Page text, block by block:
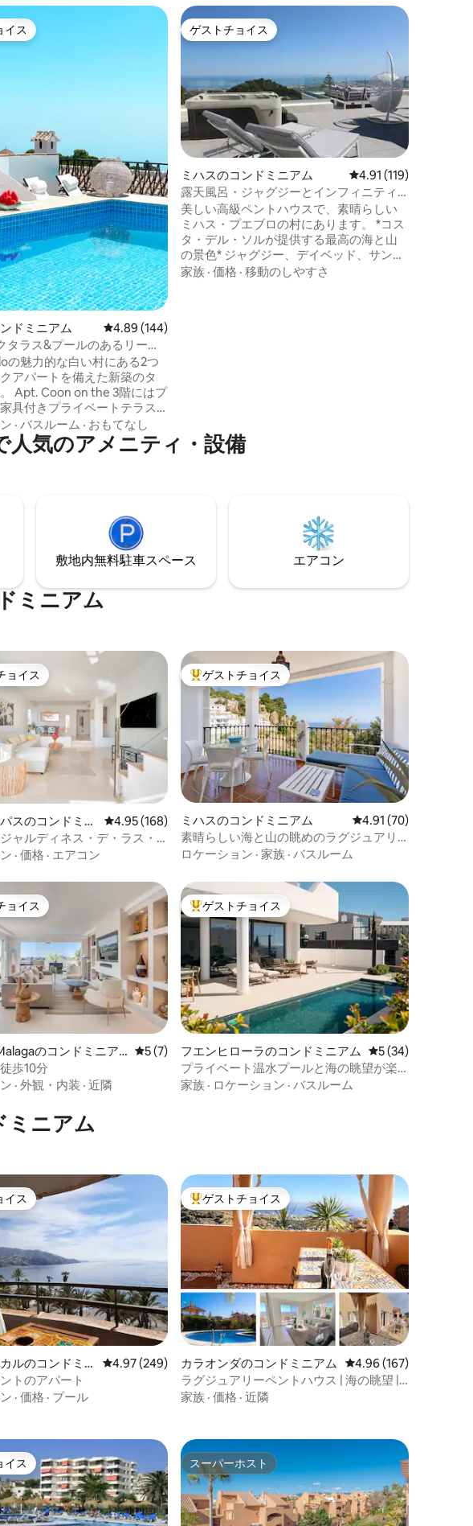
つ星の平均評価
イス
イス
ドミニアム レビュー144件、5つ星中4.89つ星の平均評価
4.89 (144)
タラス&プールのあるリース
の魅力的な白い村にある2つ
アパートを備えた新築のタ
Apt. Coon on the 3階にはプ
具付きプライベートテラス
ます。 アパートが共有する
ラスにはプール（ 3 x 2平方
あり、海と山の壮大な景色
でわずか15分。 レストラ
、広場まで徒歩数分！
· バスルーム · おもてなし
ゲストチョイス
ゲストチョイス
ミハスのコンドミニアム レビュー119件、5つ
4.91 (119)
露天風呂・ジャグジーとインフィニティ
プール付きの豪華なペントハウス
美しい高級ペントハウスで、素晴らしい
ミハス・プエブロの村にあります。 *コス
タ・デル・ソルが提供する最高の海と山
の景色* ジャグジー、デイベッド、サンラ
ウンジャーを備えた専用の屋上テラスで
家族 · 価格 · 移動のしやすさ
気のアメニティ・設備
敷地内無料駐⁠車ス⁠ペ⁠ー⁠ス エアコン
ミニアム
5つ星の平均評価
ストチョイスです。
ョイス
スのコンドミニ
レビュー168件、5つ星中4.95つ星の平均評価
4.95 (168)
ャルディネス・デ・ラス・
ナスの屋上
· 価格 · エアコン
大好評のゲストチョイスです。
ゲストチョイス
ミハスのコンドミニアム レビュー70件、5つ
4.91 (70)
素晴らしい海と山の眺めのラグジュアリ
ーアパートメント
ロケーション · 家族 · バスルーム
つ星の平均評価
ストチョイスです。
ョイス
のコンドミニア
レビュー7件、5つ星中5つ星の平均評価
5 (7)
歩10分
· 外観・内装 · 近隣
大好評のゲストチョイスです。
ゲストチョイス
フエンヒローラのコンドミニアム レビュー34件、5
5 (34)
プライベート温水プールと海の眺望が楽
しめる豪華なマンション・アパート
家族 · ロケーション · バスルーム
ミニアム
つ星の平均評価
イス
イス
ルのコンドミニ
レビュー249件、5つ星中4.97つ星の平均評価
4.97 (249)
トのアパート
· 価格 · プール
大好評のゲストチョイスです。
ゲストチョイス
カラオンダのコンドミニアム レビュー167件、5つ
4.96 (167)
ラグジュアリーペントハウス | 海の眺望 | 3
寝室 | プール
家族 · 価格 · 近隣
イス
イス スーパーホスト
スーパーホスト